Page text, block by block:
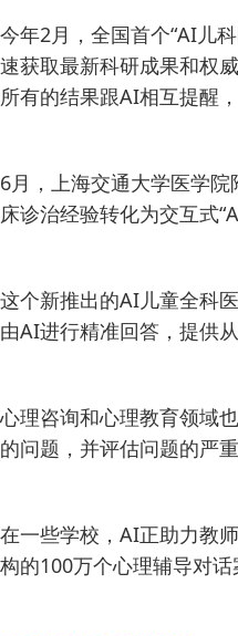
今年2月，全国首个“AI儿
速获取最新科研成果和权
所有的结果跟AI相互提醒
6月，上海交通大学医学院
床诊治经验转化为交互式
这个新推出的AI儿童全科
由AI进行精准回答，提供
心理咨询和心理教育领域
的问题，并评估问题的严
在一些学校，AI正助力教
构的100万个心理辅导对